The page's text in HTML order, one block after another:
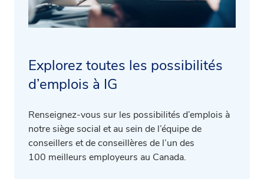
Explorez toutes les possibilités
d’emplois à IG
Renseignez-vous sur les possibilités d’emplois à
notre siège social et au sein de l’équipe de
conseillers et de conseillères de l’un des
100 meilleurs employeurs au Canada.